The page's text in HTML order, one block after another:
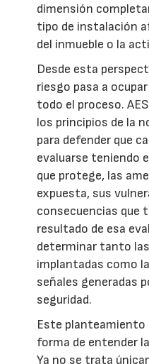
dimensión
tipo de instalación
del inmueble o la
Desde esta
riesgo pasa a
todo el proceso.
los principios de la
para defender que
evaluarse teniendo
que protege, las
expuesta, sus
consecuencias que
resultado de esa
determinar tanto
implantadas como
señales generadas
seguridad.
Este
forma de entender
Ya no se trata